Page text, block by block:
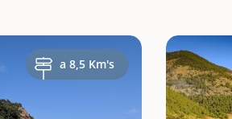
a 8,5 Km's